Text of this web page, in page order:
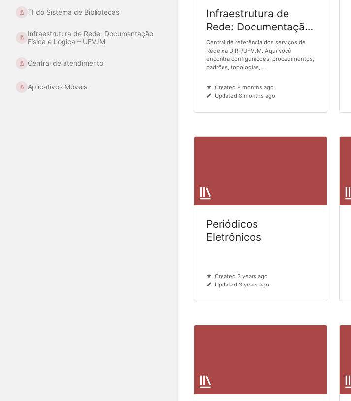
TI do Sistema de Bibliotecas
Infraestrutura de Rede: Documentação
Física e Lógica – UFVJM
Central de atendimento
Aplicativos Móveis
Infraestrutura de
Rede: Documentação
Física e Lógica –
UFVJM
Central de referência dos serviços de
Rede da DIRT/UFVJM. Aqui você
encontra configurações, procedimentos,
padrões, topologias,...
Created 8 months ago
Updated 8 months ago
Periódicos
Eletrônicos
Created 3 years ago
Updated 3 years ago